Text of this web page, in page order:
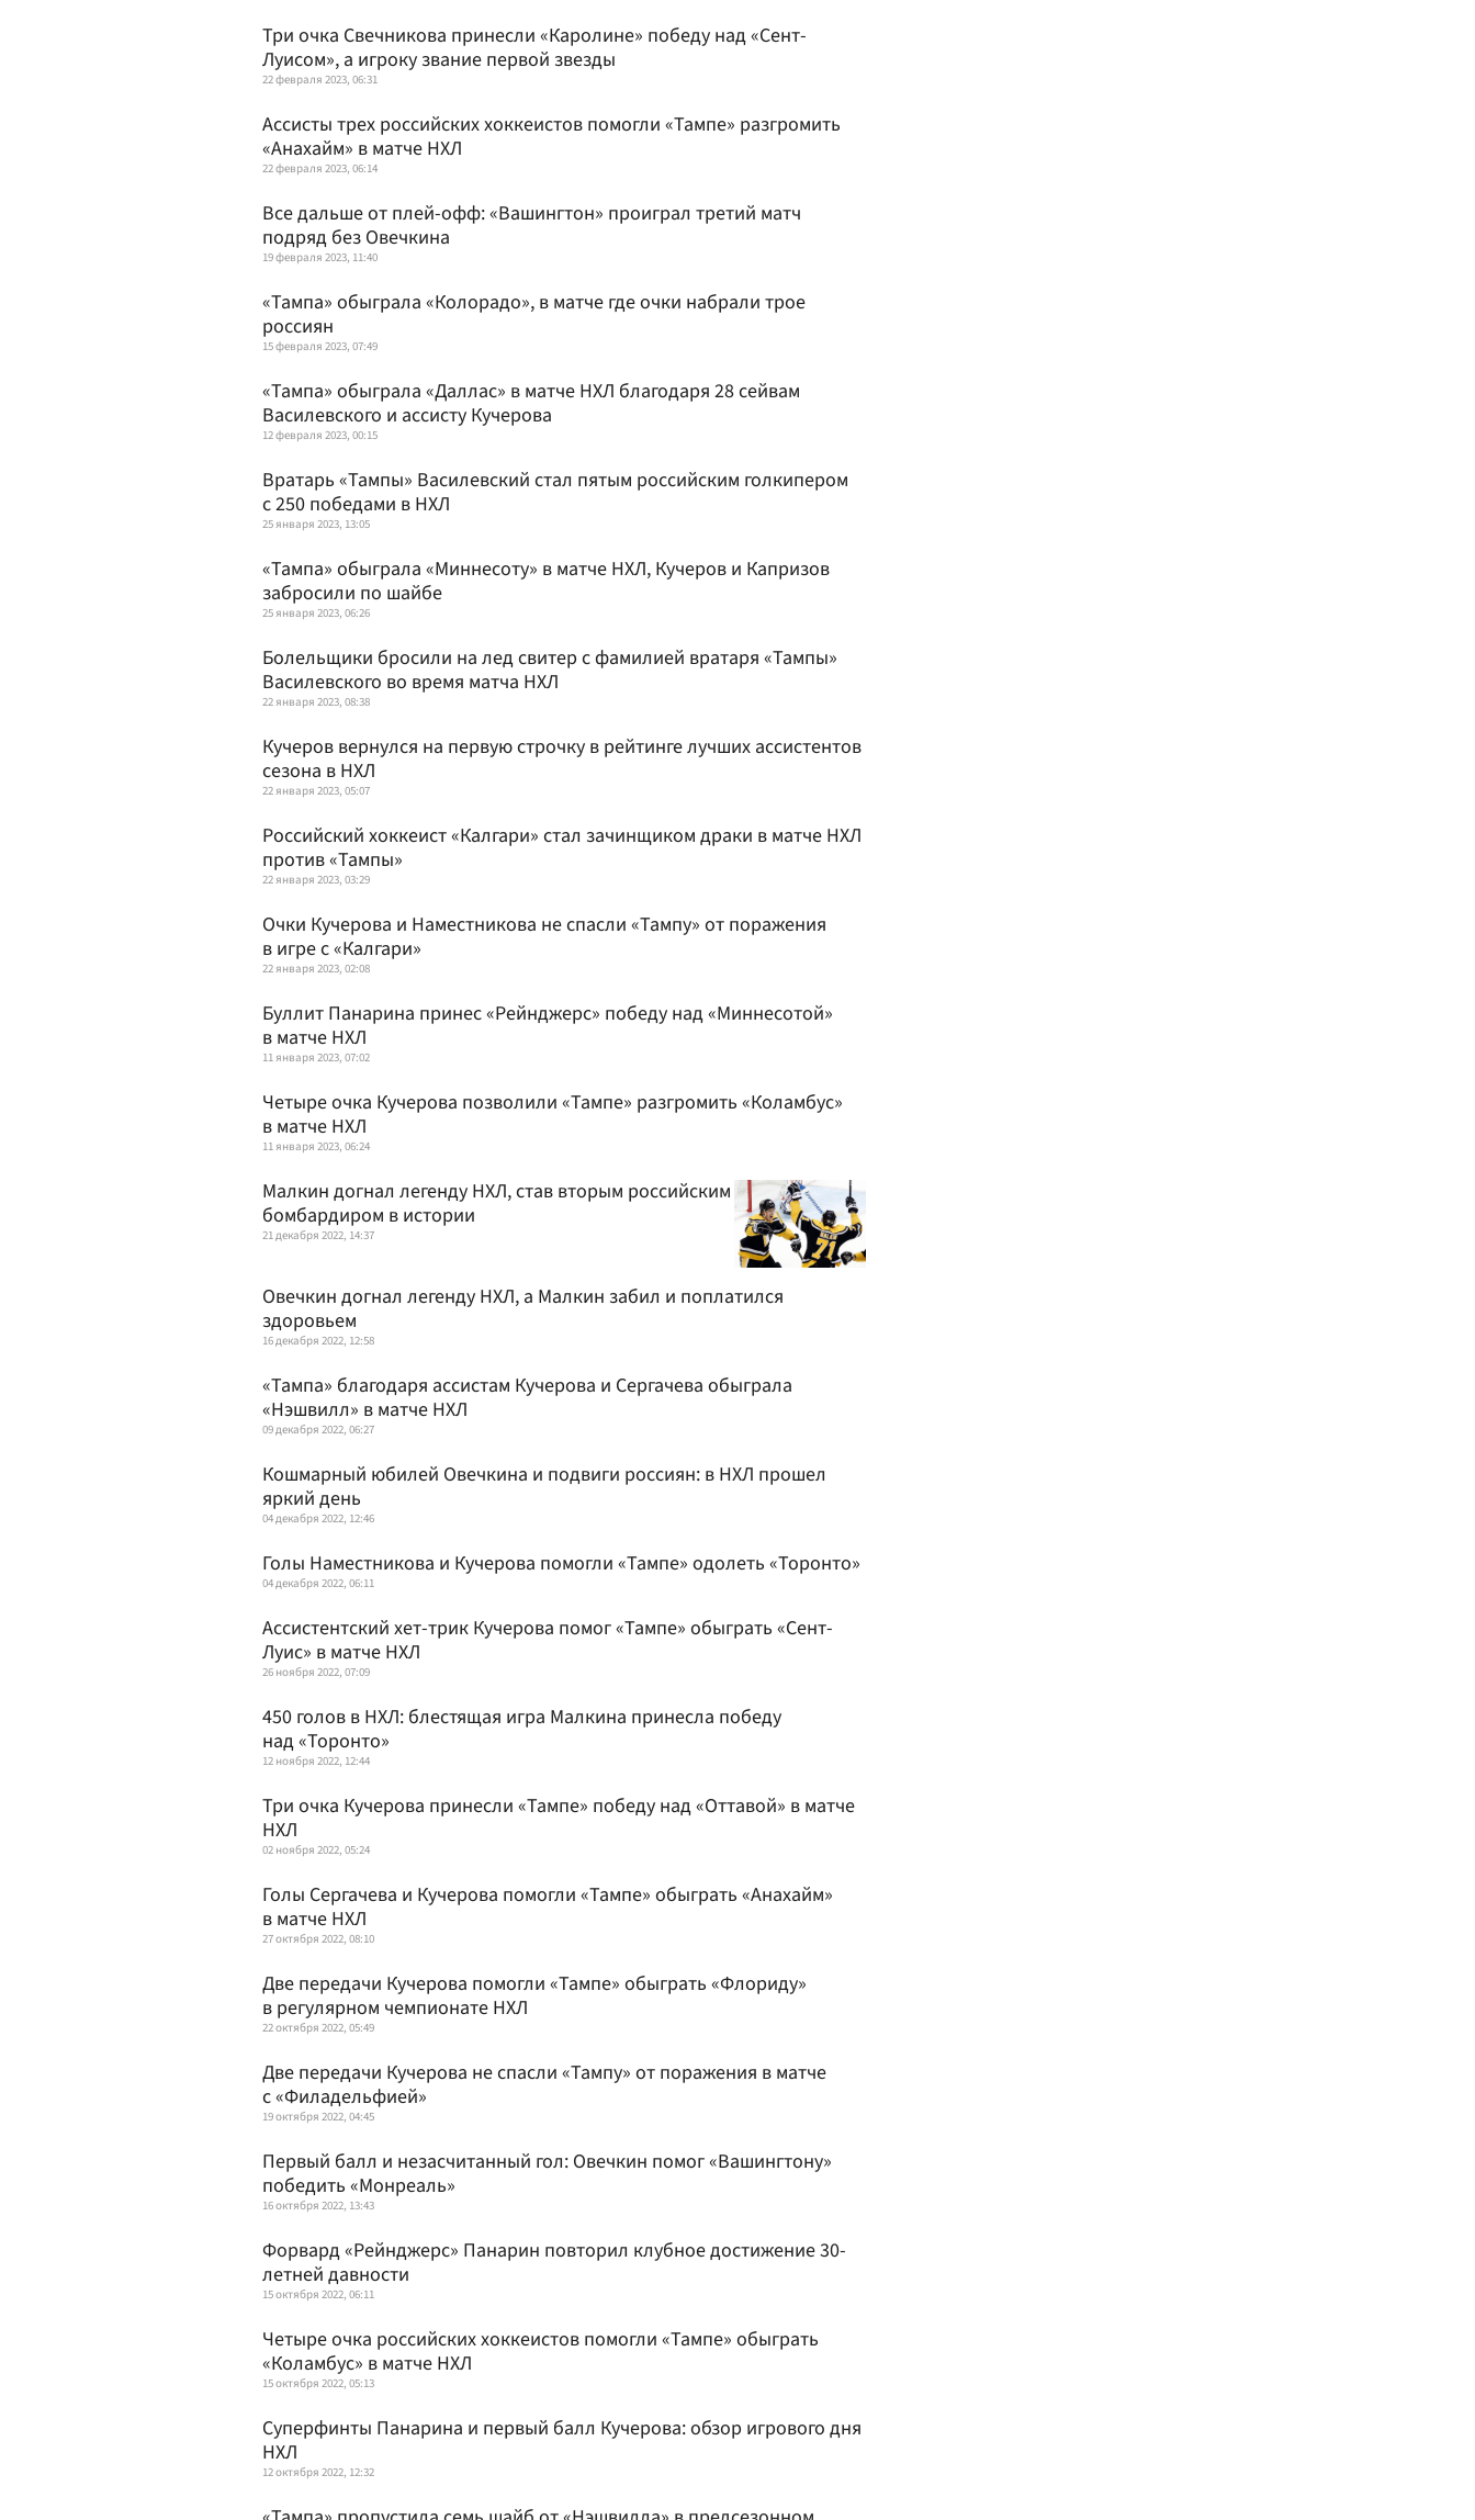
Три очка Свечникова принесли «Каролине» победу над «Сент-
Луисом», а игроку звание первой звезды
22 февраля 2023, 06:31
Ассисты трех российских хоккеистов помогли «Тампе» разгромить
«Анахайм» в матче НХЛ
22 февраля 2023, 06:14
Все дальше от плей-офф: «Вашингтон» проиграл третий матч
подряд без Овечкина
19 февраля 2023, 11:40
«Тампа» обыграла «Колорадо», в матче где очки набрали трое
россиян
15 февраля 2023, 07:49
«Тампа» обыграла «Даллас» в матче НХЛ благодаря 28 сейвам
Василевского и ассисту Кучерова
12 февраля 2023, 00:15
Вратарь «Тампы» Василевский стал пятым российским голкипером
с 250 победами в НХЛ
25 января 2023, 13:05
«Тампа» обыграла «Миннесоту» в матче НХЛ, Кучеров и Капризов
забросили по шайбе
25 января 2023, 06:26
Болельщики бросили на лед свитер с фамилией вратаря «Тампы»
Василевского во время матча НХЛ
22 января 2023, 08:38
Кучеров вернулся на первую строчку в рейтинге лучших ассистентов
сезона в НХЛ
22 января 2023, 05:07
Российский хоккеист «Калгари» стал зачинщиком драки в матче НХЛ
против «Тампы»
22 января 2023, 03:29
Очки Кучерова и Наместникова не спасли «Тампу» от поражения
в игре с «Калгари»
22 января 2023, 02:08
Буллит Панарина принес «Рейнджерс» победу над «Миннесотой»
в матче НХЛ
11 января 2023, 07:02
Четыре очка Кучерова позволили «Тампе» разгромить «Коламбус»
в матче НХЛ
11 января 2023, 06:24
Малкин догнал легенду НХЛ, став вторым российским
бомбардиром в истории
21 декабря 2022, 14:37
Овечкин догнал легенду НХЛ, а Малкин забил и поплатился
здоровьем
16 декабря 2022, 12:58
«Тампа» благодаря ассистам Кучерова и Сергачева обыграла
«Нэшвилл» в матче НХЛ
09 декабря 2022, 06:27
Кошмарный юбилей Овечкина и подвиги россиян: в НХЛ прошел
яркий день
04 декабря 2022, 12:46
Голы Наместникова и Кучерова помогли «Тампе» одолеть «Торонто»
04 декабря 2022, 06:11
Ассистентский хет-трик Кучерова помог «Тампе» обыграть «Сент-
Луис» в матче НХЛ
26 ноября 2022, 07:09
450 голов в НХЛ: блестящая игра Малкина принесла победу
над «Торонто»
12 ноября 2022, 12:44
Три очка Кучерова принесли «Тампе» победу над «Оттавой» в матче
НХЛ
02 ноября 2022, 05:24
Голы Сергачева и Кучерова помогли «Тампе» обыграть «Анахайм»
в матче НХЛ
27 октября 2022, 08:10
Две передачи Кучерова помогли «Тампе» обыграть «Флориду»
в регулярном чемпионате НХЛ
22 октября 2022, 05:49
Две передачи Кучерова не спасли «Тампу» от поражения в матче
с «Филадельфией»
19 октября 2022, 04:45
Первый балл и незасчитанный гол: Овечкин помог «Вашингтону»
победить «Монреаль»
16 октября 2022, 13:43
Форвард «Рейнджерс» Панарин повторил клубное достижение 30-
летней давности
15 октября 2022, 06:11
Четыре очка российских хоккеистов помогли «Тампе» обыграть
«Коламбус» в матче НХЛ
15 октября 2022, 05:13
Суперфинты Панарина и первый балл Кучерова: обзор игрового дня
НХЛ
12 октября 2022, 12:32